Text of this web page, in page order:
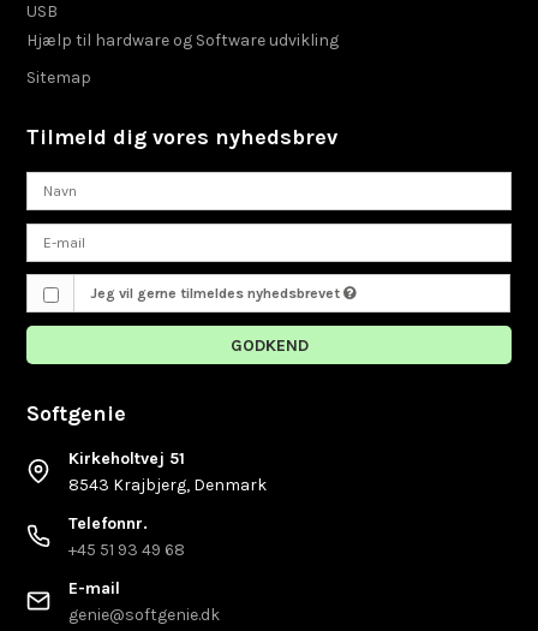
USB
Hjælp til hardware og Software udvikling
Sitemap
Tilmeld dig vores nyhedsbrev
Jeg vil gerne tilmeldes nyhedsbrevet
GODKEND
Softgenie
Kirkeholtvej 51
8543 Krajbjerg, Denmark
Telefonnr.
+45 51 93 49 68
E-mail
genie@softgenie.dk